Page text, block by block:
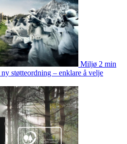
Miljø 2 min
støtteordning – enklare å velje